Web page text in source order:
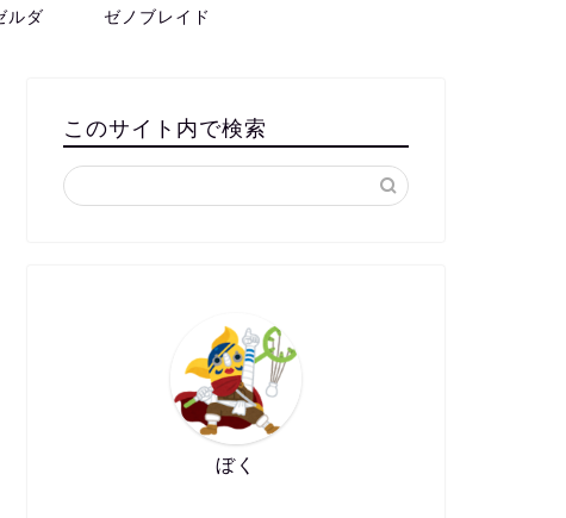
ルダ ゼノブレイド
このサイト内で検索
ぼく